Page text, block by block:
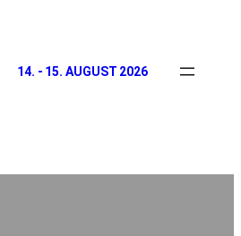
14. - 15. AUGUST 2026